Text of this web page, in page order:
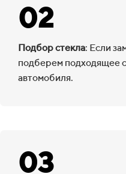
02
Подбор стекла: Если
подберем подходящее
автомобиля.
03